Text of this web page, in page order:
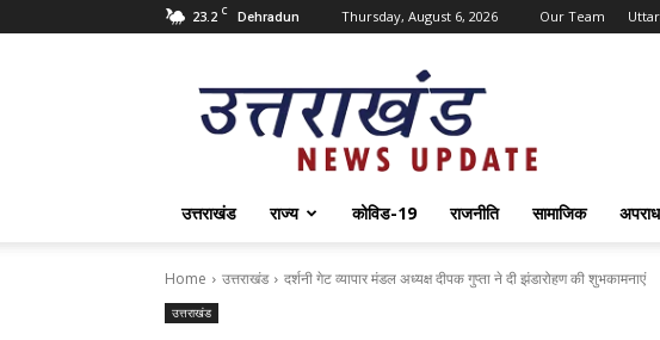
23.2 C Dehradun Thursday, August 6, 2026 Our Team
Uttarakhand
News
Update
उत्तराखंड राज्य कोविड-19 राजनीति सामाजिक अपराध
Home उत्तराखंड दर्शनी गेट व्यापार मंडल अध्यक्ष दीपक गुप्ता ने दी झंडारोहण की शुभकामनाएं
उत्तराखंड